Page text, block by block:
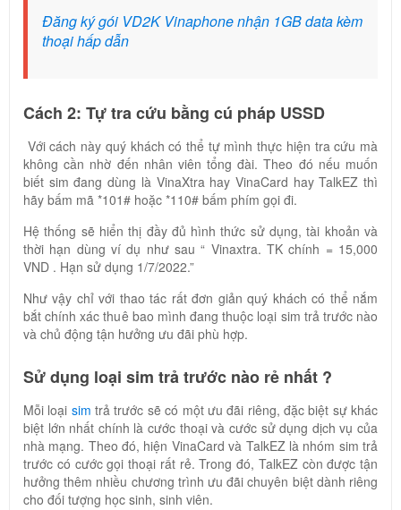
Đăng ký gói VD2K Vinaphone nhận 1GB data kèm
thoại hấp dẫn
Cách 2: Tự tra cứu bằng cú pháp USSD
Với cách này quý khách có thể tự mình thực hiện tra cứu mà
không cần nhờ đến nhân viên tổng đài. Theo đó nếu muốn
biết sim đang dùng là VinaXtra hay VinaCard hay TalkEZ thì
hãy bấm mã *101# hoặc *110# bấm phím gọi đi.
Hệ thống sẽ hiển thị đầy đủ hình thức sử dụng, tài khoản và
thời hạn dùng ví dụ như sau “ Vinaxtra. TK chính = 15,000
VND . Hạn sử dụng 1/7/2022.”
Như vậy chỉ với thao tác rất đơn giản quý khách có thể nắm
bắt chính xác thuê bao mình đang thuộc loại sim trả trước nào
và chủ động tận hưởng ưu đãi phù hợp.
Sử dụng loại sim trả trước nào rẻ nhất ?
Mỗi loại sim trả trước sẽ có một ưu đãi riêng, đặc biệt sự khác
biệt lớn nhất chính là cước thoại và cước sử dụng dịch vụ của
nhà mạng. Theo đó, hiện VinaCard và TalkEZ là nhóm sim trả
trước có cước gọi thoại rất rẻ. Trong đó, TalkEZ còn được tận
hưởng thêm nhiều chương trình ưu đãi chuyên biệt dành riêng
cho đối tượng học sinh, sinh viên.